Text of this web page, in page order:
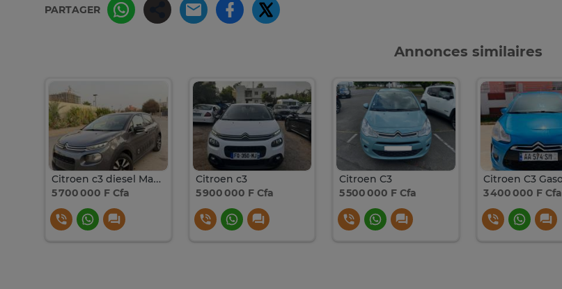
PARTAGER
Annonces similaires
Citroen c3 diesel Manuel
5 700 000 F Cfa
Citroen c3
5 900 000 F Cfa
Citroen C3
5 500 000 F Cfa
3 400 000 F Cfa